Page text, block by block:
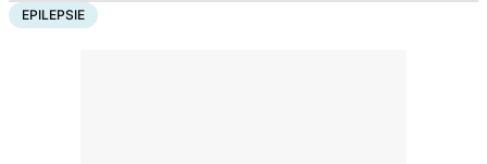
EPILEPSIE